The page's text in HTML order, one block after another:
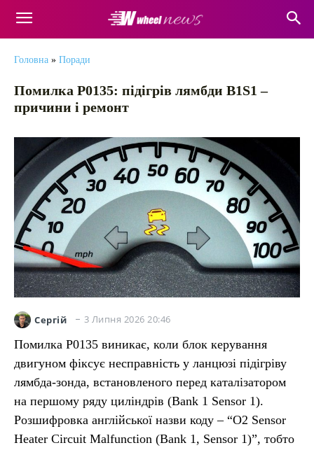
Головна » Поради
Помилка P0135: підігрів лямбди B1S1 –
причини і ремонт
Сергій 3 Липня 2026 20:46
Помилка P0135 виникає, коли блок керування
двигуном фіксує несправність у ланцюзі підігріву
лямбда-зонда, встановленого перед каталізатором
на першому ряду циліндрів (Bank 1 Sensor 1).
Розшифровка англійської назви коду – “O2 Sensor
Heater Circuit Malfunction (Bank 1, Sensor 1)”, тобто